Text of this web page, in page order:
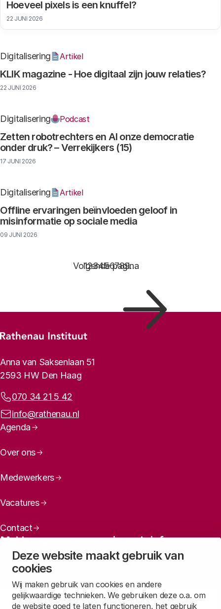
Deze website maakt gebruik van
cookies
Wij maken gebruik van cookies en andere
gelijkwaardige technieken. We gebruiken deze o.a. om
de website goed te laten functioneren, het gebruik
Hoeveel pixels is een knuffel?
22 JUNI 2026
KLIK magazine - Hoe digitaal zijn jouw relaties?
Digitalisering Artikel
22 JUNI 2026
Zetten robotrechters en AI onze democratie
onder druk? – Verrekijkers (15)
Digitalisering Podcast
17 JUNI 2026
Offline ervaringen beïnvloeden geloof in
misinformatie op sociale media
Digitalisering Artikel
09 JUNI 2026
Pagina
1Pagina
2Pagina
3Pagina
4Pagina
5Pagina
6Pagina
7Pagina
8Pagina
9…
Volgende pagina
Footer-menu
Rathenau logo, naar de homepage
Contactinformatie
Anna van Saksenlaan 51
2593 HW Den Haag
Telefoonnummer:
070 34 21 5 42
E-mailadres:
info@rathenau.nl
Paginanavigatie
Agenda
Over ons
Medewerkers
Vacatures
Contact
Meld u aan voor onze nieuwsbrief
Maandelijks een overzicht ontvangen van ons laatste
nieuws? Laat dan uw mailadres achter.
Aanmelden